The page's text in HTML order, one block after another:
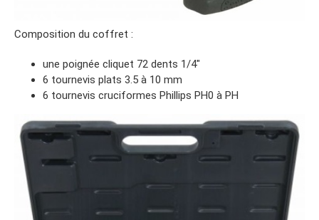
Composition du coffret :
une poignée cliquet 72 dents 1/4″
6 tournevis plats 3.5 à 10 mm
6 tournevis cruciformes Phillips PH0 à PH